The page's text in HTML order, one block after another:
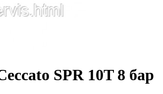
SPR 10T 8 бар